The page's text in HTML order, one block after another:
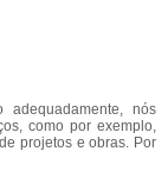
adequadamente, nós
como por exemplo,
projetos e obras. Por